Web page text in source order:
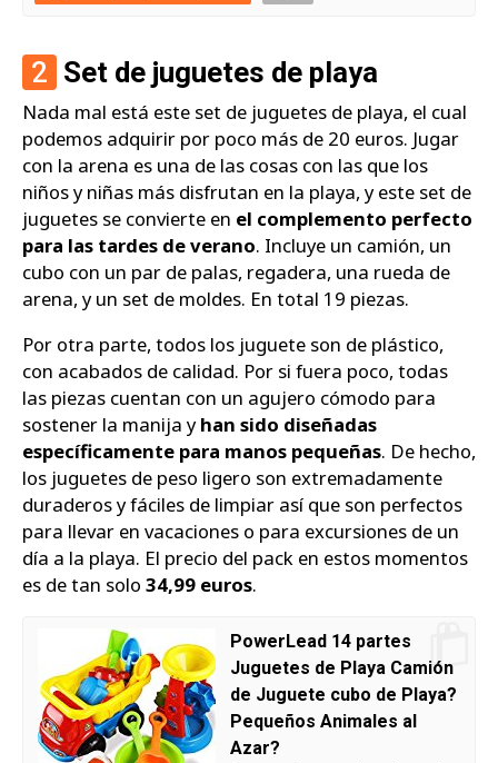
2 Set de juguetes de playa
Nada mal está este set de juguetes de playa, el cual
podemos adquirir por poco más de 20 euros. Jugar
con la arena es una de las cosas con las que los
niños y niñas más disfrutan en la playa, y este set de
juguetes se convierte en el complemento perfecto
para las tardes de verano. Incluye un camión, un
cubo con un par de palas, regadera, una rueda de
arena, y un set de moldes. En total 19 piezas.
Por otra parte, todos los juguete son de plástico,
con acabados de calidad. Por si fuera poco, todas
las piezas cuentan con un agujero cómodo para
sostener la manija yhan sido diseñadas
específicamente para manos pequeñas. De hecho,
los juguetes de peso ligero son extremadamente
duraderos y fáciles de limpiar así que son perfectos
para llevar en vacaciones o para excursiones de un
día a la playa. El precio del pack en estos momentos
es de tan solo 34,99 euros.
PowerLead 14 partes
Juguetes de Playa Camión
de Juguete cubo de Playa?
Pequeños Animales al
Azar?